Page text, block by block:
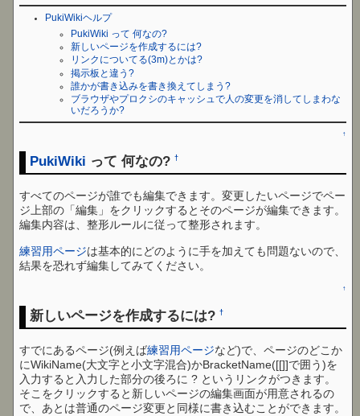
PukiWikiヘルプ
PukiWiki って 何なの?
新しいページを作成するには?
リンクについてる(3m)とかは?
掲示板と違う?
誰かが書き込みを書き換えてしまう?
ブラウザやプロクシのキャッシュで人の変更を消してしまわな
いだろうか?
↑
PukiWiki って 何なの?†
すべてのページが誰でも編集できます。変更したいページでペー
ジ上部の「編集」をクリックするとそのページが編集できます。
編集内容は、整形ルールに従って整形されます。
練習用ページは基本的にどのように手を加えても問題ないので、
結果を恐れず編集してみてください。
↑
新しいページを作成するには?†
すでにあるページ(例えば練習用ページなど)で、ページのどこか
にWikiName(大文字と小文字混合)かBracketName([[]]で囲う)を
入力すると入力した部分の後ろに ? というリンクがつきます。
そこをクリックすると新しいページの編集画面が用意されるの
で、あとは普通のページ変更と同様に書き込むことができます。